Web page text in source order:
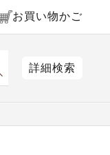
お買い物かご
詳細検索